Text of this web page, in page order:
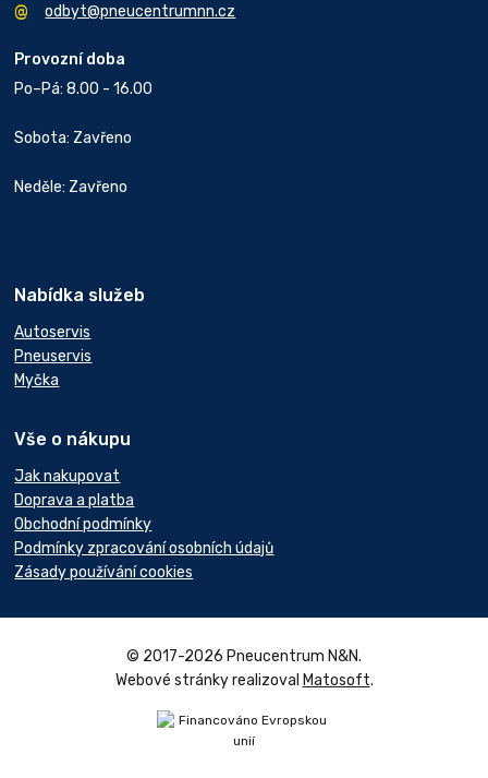
odbyt@pneucentrumnn.cz
Provozní doba
Po–Pá: 8.00 - 16.00
Sobota: Zavřeno
Neděle: Zavřeno
Nabídka služeb
Autoservis
Pneuservis
Myčka
Vše o nákupu
Jak nakupovat
Doprava a platba
Obchodní podmínky
Podmínky zpracování osobních údajů
Zásady používání cookies
© 2017-2026 Pneucentrum N&N.
Webové stránky realizoval Matosoft.